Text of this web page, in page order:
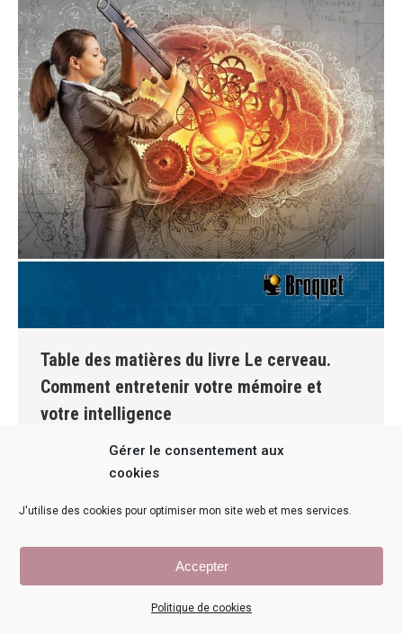
Gérer le consentement aux
cookies
J'utilise des cookies pour optimiser mon site web et mes services.
Accepter
Politique de cookies
Table des matières du livre Le cerveau.
Comment entretenir votre mémoire et
votre intelligence
Livre pour avoir une bonne mémoire Mémoire et sommeil
Techniques et exercices pour une meilleure mémoire
Marie-Paule DESSAINT
Comment réduire les ratés de la mémoire et
carrément la rajeunir de 50% Par Marie-Paule
Dessaint, docteure en sciences de l’éducation,
auteure de 16 livres, conférencière et biographe
Vous arrive-t-il d’être inquiet des ratés de votre